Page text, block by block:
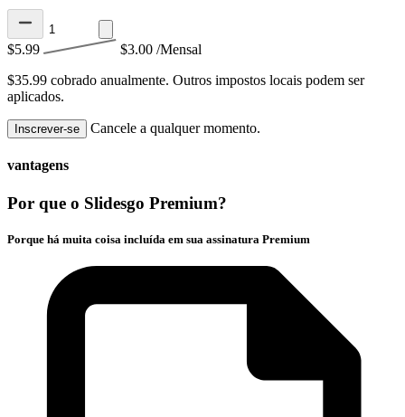
$5.99 $3.00 /Mensal
$35.99 cobrado anualmente. Outros impostos locais podem ser
aplicados.
Inscrever-se Cancele a qualquer momento.
vantagens
Por que o Slidesgo Premium?
Porque há muita coisa incluída em sua assinatura Premium